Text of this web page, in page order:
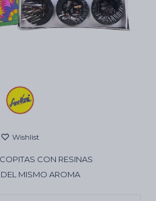
CON RESINAS
DEL MISMO AROMA